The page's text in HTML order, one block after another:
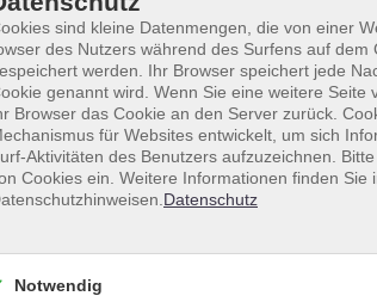
Tageszeiten
Dozenten*innen
nur buchbare nur
Kurse (2)Loading...
sind kleine Datenmengen, die von einer
des Nutzers während des Surfens auf dem
werden. Ihr Browser speichert jede
genannt wird. Wenn Sie eine weitere Seite
Browser das Cookie an den Server zurück.
für Websites entwickelt, um sich
Aktivitäten des Benutzers aufzuzeichnen.
Cookies ein. Weitere Informationen finden Sie
Datenschutz
Notwendig